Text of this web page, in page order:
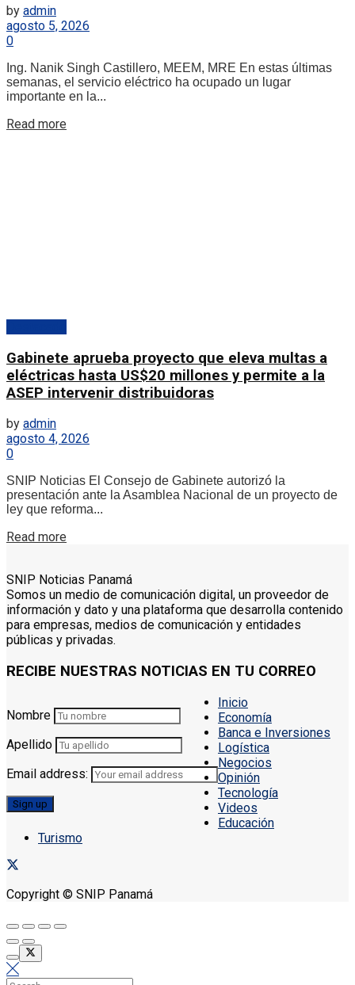
by admin
agosto 5, 2026
0
Ing. Nanik Singh Castillero, MEEM, MRE En estas últimas
semanas, el servicio eléctrico ha ocupado un lugar
importante en la...
Read more
Gabinete aprueba proyecto que eleva multas a
eléctricas hasta US$20 millones y permite a la
ASEP intervenir distribuidoras
by admin
agosto 4, 2026
0
SNIP Noticias El Consejo de Gabinete autorizó la
presentación ante la Asamblea Nacional de un proyecto de
ley que reforma...
Read more
SNIP Noticias Panamá
Somos un medio de comunicación digital, un proveedor de
información y dato y una plataforma que desarrolla contenido
para empresas, medios de comunicación y entidades
públicas y privadas.
RECIBE NUESTRAS NOTICIAS EN TU CORREO
Nombre
Apellido
Email address:
Inicio
Economía
Banca e Inversiones
Logística
Negocios
Opinión
Tecnología
Videos
Educación
Turismo
Copyright © SNIP Panamá